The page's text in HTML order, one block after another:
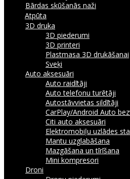
Bārdas skūšanās naži
Atpūta
3D druka
3D piederumi
3D printeri
Plastmasa 3D drukāšanai
Sveķi
Auto aksesuāri
Auto raidītāji
Auto telefonu turētāji
Autostāvvietas sildītāji
CarPlay/Android Auto
Citi auto aksesuāri
Elektromobiļu uzlādes
Mantu uzglabāšana
Mazgāšana un tīrīšana
Mini kompresori
Droni